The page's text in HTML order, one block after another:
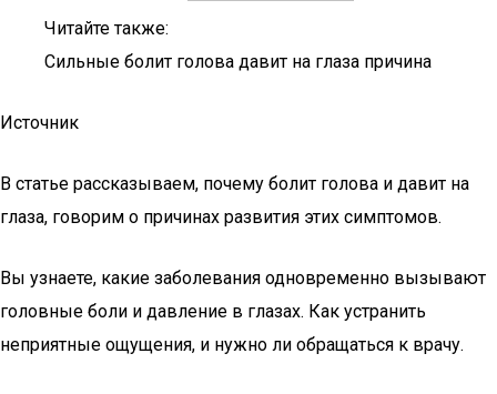
Читайте также:
Сильные болит голова давит на глаза причина
Источник
В статье рассказываем, почему болит голова и давит на
глаза, говорим о причинах развития этих симптомов.
Вы узнаете, какие заболевания одновременно вызывают
головные боли и давление в глазах. Как устранить
неприятные ощущения, и нужно ли обращаться к врачу.